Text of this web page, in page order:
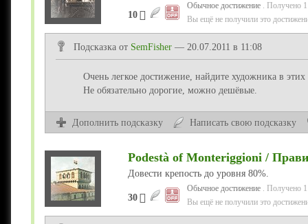
10
Обычное достижение . Получено
Вы ещё не получили это
Подсказка от SemFisher — 20.07.2011 в 11:08
Очень легкое достижение, найдите художника в
Не обязательно дорогие, можно дешёвые.
Дополнить подсказку Написать свою подсказку
Podestà of Monteriggioni /
Довести крепость до уровня 80%.
30
Обычное достижение . Получено
Вы ещё не получили это